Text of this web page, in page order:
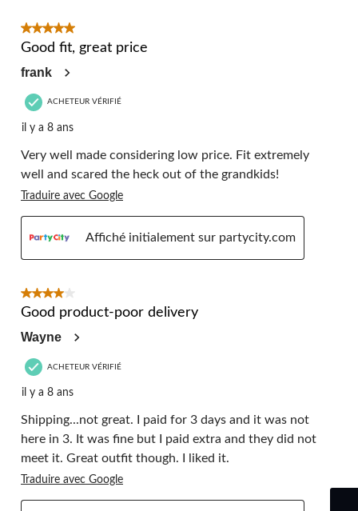
5 étoile(s) sur 5.
Good fit, great price
frank
ACHETEUR VÉRIFIÉ
il y a 8 ans
Very well made considering low price. Fit extremely
well and scared the heck out of the grandkids!
Traduire avec Google
Affiché initialement sur partycity.com
4 étoile(s) sur 5.
Good product-poor delivery
Wayne
ACHETEUR VÉRIFIÉ
il y a 8 ans
Shipping...not great. I paid for 3 days and it was not
here in 3. It was fine but I paid extra and they did not
meet it. Great outfit though. I liked it.
Traduire avec Google